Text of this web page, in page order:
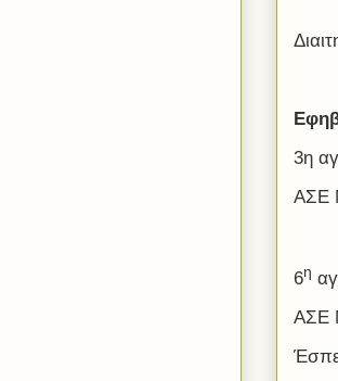
3η
ΑΣΕ
6η
ΑΣΕ